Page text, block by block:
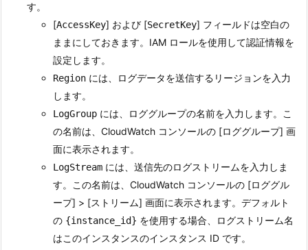
す。
[AccessKey] および [SecretKey] フィールドは空白の
ままにしておきます。IAM ロールを使用して認証情報を
設定します。
Region には、ログデータを送信するリージョンを入力
します。
LogGroup には、ロググループの名前を入力します。こ
の名前は、CloudWatch コンソールの [ロググループ] 画
面に表示されます。
LogStream には、送信先のログストリームを入力しま
す。この名前は、CloudWatch コンソールの [ロググル
ープ] > [ストリーム] 画面に表示されます。デフォルト
の {instance_id} を使用する場合、ログストリーム名
はこのインスタンスのインスタンス ID です。